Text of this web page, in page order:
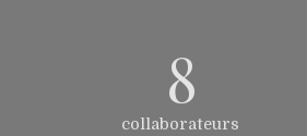
8
collaborateurs